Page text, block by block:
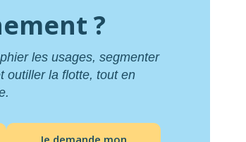
?
les usages, segmenter
outiller la flotte, tout en
Je demande mon